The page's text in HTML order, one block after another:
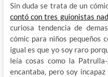
Sin duda se trata de un
contó con tres guionistas
curiosa tendencia de
cómic para niños pequeños
igual es que yo soy raro
leía cosas como la
encantaba, pero soy